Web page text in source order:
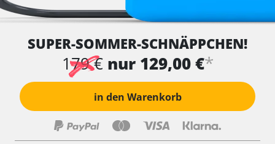
SUPER-SOMMER-SCHNÄPPCHEN!
179 € nur 129,00 €*
in den Warenkorb